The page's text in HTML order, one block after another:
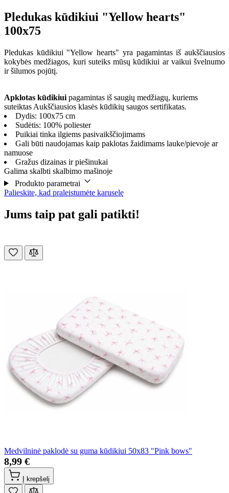
Pledukas kūdikiui "Yellow hearts"
100x75
Pledukas kūdikiui "Yellow hearts" yra pagamintas iš aukščiausios
kokybės medžiagos, kuri suteiks mūsų kūdikiui ar vaikui švelnumo
ir šilumos pojūtį.
Apklotas kūdikiui pagamintas iš saugių medžiagų, kuriems
suteiktas Aukščiausios klasės kūdikių saugos sertifikatas.
Dydis: 100x75 cm
Sudėtis: 100% poliester
Puikiai tinka ilgiems pasivaikščiojimams
Gali būti naudojamas kaip paklotas žaidimams lauke/pievoje ar
namuose
Gražus dizainas ir piešinukai
Galima skalbti skalbimo mašinoje
Produkto parametrai
Palieskite, kad praleistumėte karuselę
Jums taip pat gali patikti!
Medvilninė paklodė su guma kūdikiui 50x83 "Pink bows"
8,99 €
Į krepšelį